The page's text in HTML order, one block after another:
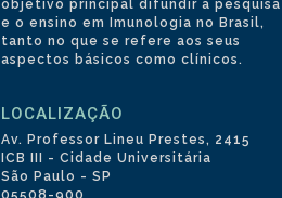
objetivo principal difundir a pesquisa
e o ensino em Imunologia no Brasil,
tanto no que se refere aos seus
aspectos básicos como clínicos.
LOCALIZAÇÃO
Av. Professor Lineu Prestes, 2415
ICB III - Cidade Universitária
São Paulo - SP